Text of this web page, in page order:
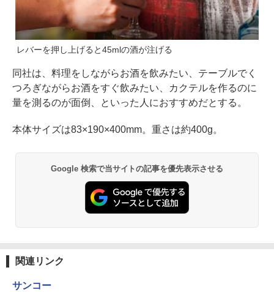
レバーを押し上げると45mlの酒が注げる
同社は、料理をしながらお酒を飲みたい、テーブルでく
つろぎながらお酒をすぐ飲みたい、カクテルを作るのに
量を測るのが面倒、といった人におすすめだとする。
本体サイズは83×190×400mm。重さは約400g。
Google 検索で当サイトの記事を優先表示させる
関連リンク
サンコー